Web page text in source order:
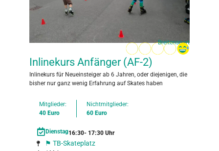
Breitensport
Inlinekurs Anfänger (AF-2)
Inlinekurs für Neueinsteiger ab 6 Jahren, oder diejenigen, die
bisher nur ganz wenig Erfahrung auf Skates haben
Mitglieder:
40 Euro
Nichtmitglieder:
60 Euro
Dienstag16:30- 17:30 Uhr
⚑ TB-Skateplatz